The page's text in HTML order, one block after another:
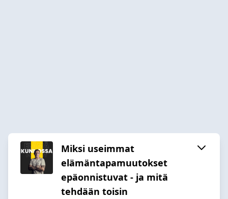
Miksi useimmat
elämäntapamuutokset
epäonnistuvat - ja mitä
tehdään toisin